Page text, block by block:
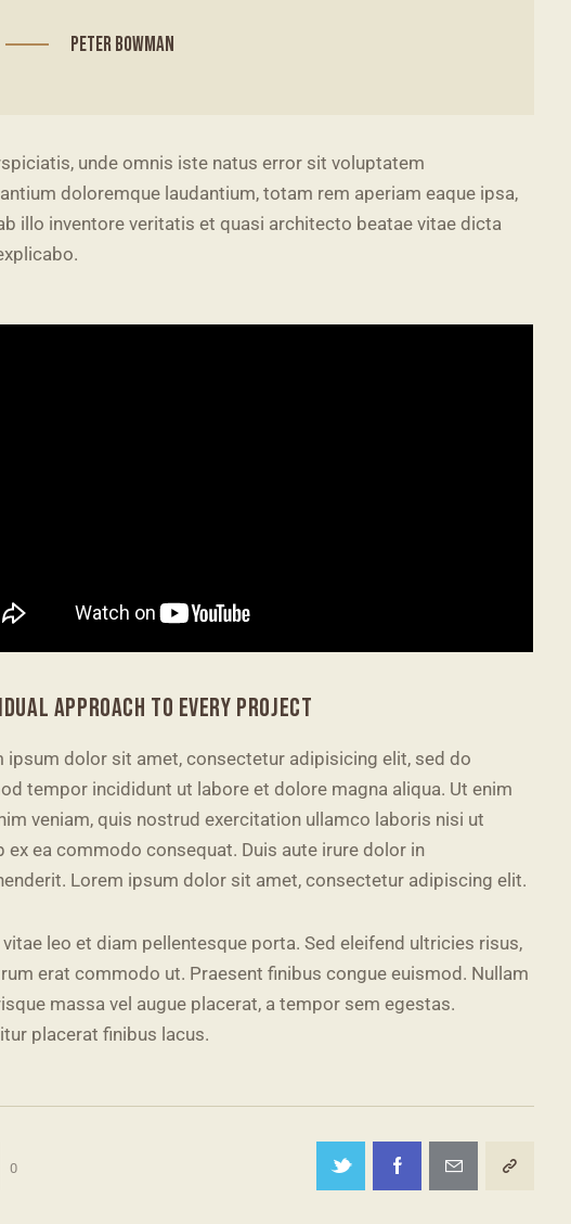
Peter Bowman
unde omnis iste natus error sit voluptatem
doloremque laudantium, totam rem aperiam eaque ipsa,
illo inventore veritatis et quasi architecto beatae vitae dicta
APPROACH TO EVERY PROJECT
ipsum dolor sit amet, consectetur adipisicing elit, sed do
tempor incididunt ut labore et dolore magna aliqua. Ut enim
veniam, quis nostrud exercitation ullamco laboris nisi ut
ex ea commodo consequat. Duis aute irure dolor in
Lorem ipsum dolor sit amet, consectetur adipiscing elit.
leo et diam pellentesque porta. Sed eleifend ultricies risus,
erat commodo ut. Praesent finibus congue euismod. Nullam
massa vel augue placerat, a tempor sem egestas.
placerat finibus lacus.
0